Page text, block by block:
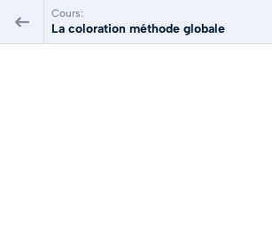
Cours:
La coloration méthode globale